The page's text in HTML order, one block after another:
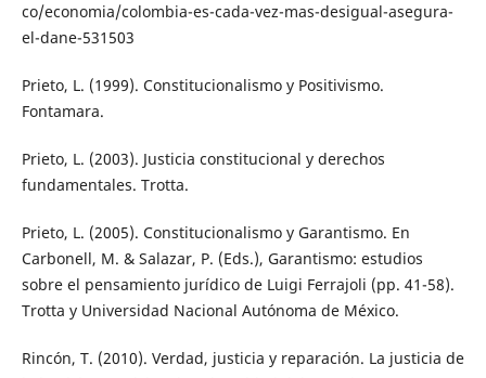
co/economia/colombia-es-cada-vez-mas-desigual-asegura-
el-dane-531503
Prieto, L. (1999). Constitucionalismo y Positivismo.
Fontamara.
Prieto, L. (2003). Justicia constitucional y derechos
fundamentales. Trotta.
Prieto, L. (2005). Constitucionalismo y Garantismo. En
Carbonell, M. & Salazar, P. (Eds.), Garantismo: estudios
sobre el pensamiento jurídico de Luigi Ferrajoli (pp. 41-58).
Trotta y Universidad Nacional Autónoma de México.
Rincón, T. (2010). Verdad, justicia y reparación. La justicia de